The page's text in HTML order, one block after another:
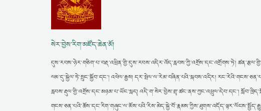
སེར་བྱེས་རིག་མཛོད་ཆེན་མོ།
དུས་རབས་ཉེར་གཅིག་པ་བརྡ་འཕྲིན་གྱི་དུས་རབས་འདིར་འོད་རླབས་ཀྱི་འགྲོས་དང་འགྲོགས་ཏེ།
ལམ་དུ་སྐྱེལ་ཏེ་སྲུང་སྐྱོབ་དང་། འཕེལ་རྒྱས། དར་སྤེལ་ལ་རེམ་བཞིན་པའི་སྐབས་འདིར།
རླབས་རྡུལ་གྱི་འགྲོས་དང་མཉམ་པ་ཡོང་སླད། འདི་ག་སེར་བྱེས་གྲྭ་ཚང་ནས་ཀྱང་འཕྲུལ་དེབ་དང་།